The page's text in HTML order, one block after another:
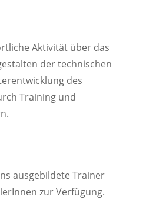
Aktivität über das
der technischen
des
Training und
ausgebildete Trainer
zur Verfügung.